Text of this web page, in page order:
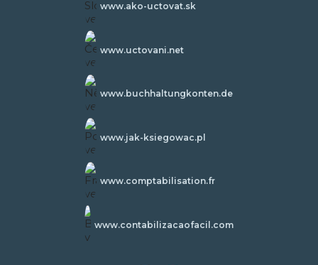
www.ako-uctovat.sk
www.uctovani.net
www.buchhaltungkonten.de
www.jak-ksiegowac.pl
www.comptabilisation.fr
www.contabilizacaofacil.com